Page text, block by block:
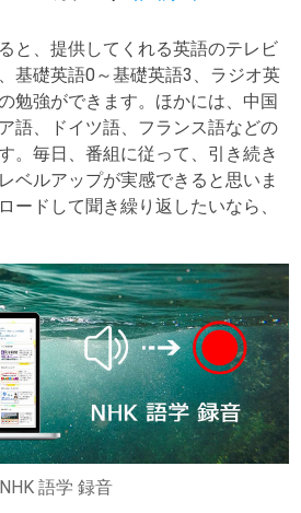
と、提供してくれる英語のテレビ
基礎英語0～基礎英語3、ラジオ英
勉強ができます。ほかには、中国
語、ドイツ語、フランス語などの
。毎日、番組に従って、引き続き
ベルアップが実感できると思いま
ードして聞き繰り返したいなら、
NHK 語学 録音